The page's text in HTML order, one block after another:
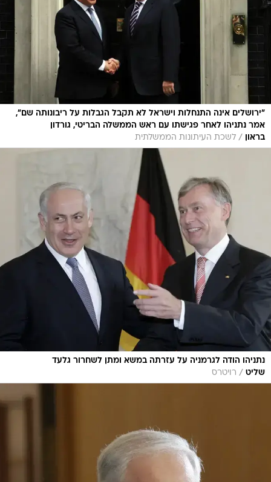
"ירושלים אינה התנחלות וישראל לא תקבל הגבלות על ריבונותה שם",
אמר נתניהו לאחר פגישתו עם ראש הממשלה הבריטי, גורדון
בראון
/ לשכת העיתונות הממשלתית
נתניהו הודה לגרמניה על עזרתה במשא ומתן לשחרור גלעד
שליט / רויטרס